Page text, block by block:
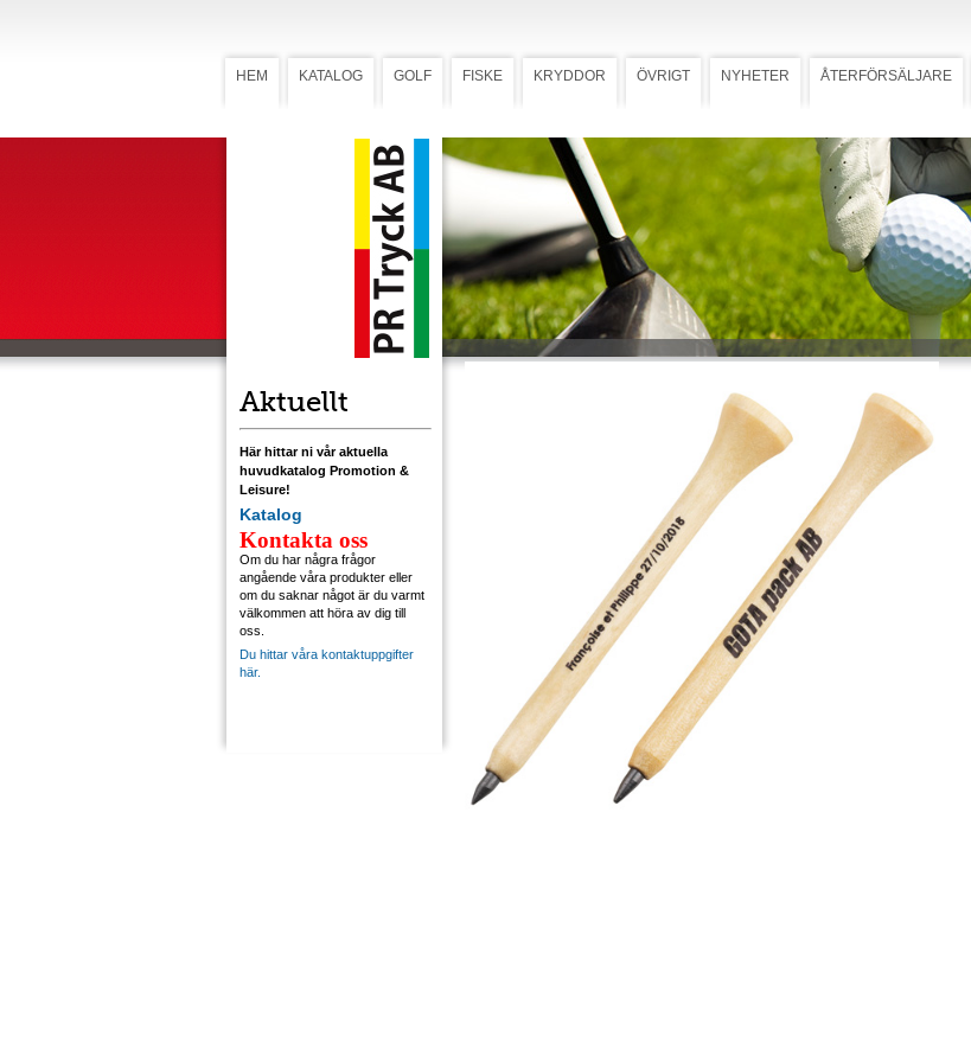
HEM KATALOG GOLF FISKE KRYDDOR ÖVRIGT NYHETER ÅTERFÖRSÄLJARE
Aktuellt
Här hittar ni vår aktuella
huvudkatalog Promotion &
Leisure!
Katalog
Kontakta oss
Om du har några frågor
angående våra produkter eller
om du saknar något är du varmt
välkommen att höra av dig till
oss.
Du hittar våra kontaktuppgifter
här.
Pegpenna
Peg och penna i ett (och ja, du kan använda
den vid utslaget…)M iljövänlig penna i hård
björk för god funktion och hållbarhet. 2 ¾ / 70
mm. Förädlas med enfärgstryck på sidan
och/eller på peghuvudet. Naturfärgad.
Ladda ner mall med tryckstorlek.
Ladda ner högupplöst bild